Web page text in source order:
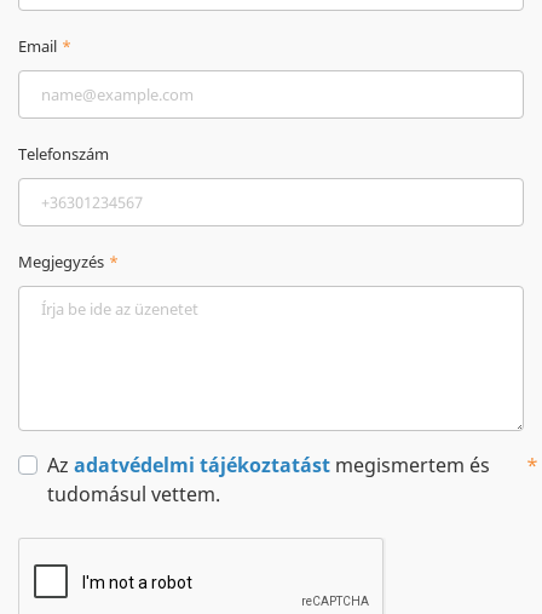
Email
Telefonszám
Megjegyzés
Az adatvédelmi tájékoztatást megismertem és
tudomásul vettem.